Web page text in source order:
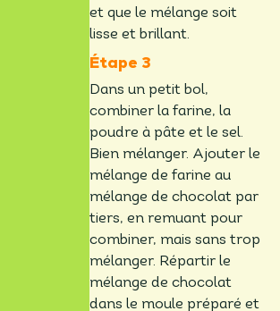
et que le mélange soit
lisse et brillant.
Dans un petit bol,
combiner la farine, la
poudre à pâte et le sel.
Bien mélanger. Ajouter le
mélange de farine au
mélange de chocolat par
tiers, en remuant pour
combiner, mais sans trop
mélanger. Répartir le
mélange de chocolat
dans le moule préparé et